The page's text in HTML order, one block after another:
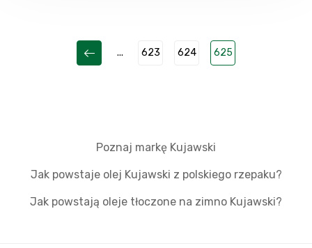
... 623 624 625
Poznaj markę Kujawski
Jak powstaje olej Kujawski z polskiego rzepaku?
Jak powstają oleje tłoczone na zimno Kujawski?